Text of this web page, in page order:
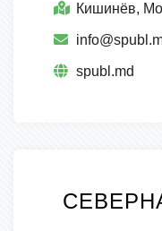
Кишинёв,
spubl.md